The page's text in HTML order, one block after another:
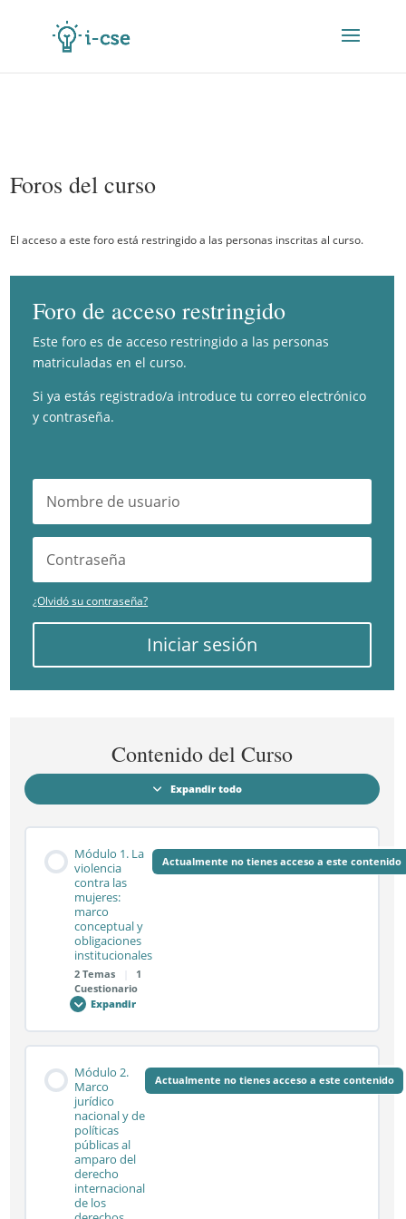
Foros del curso
El acceso a este foro está restringido a las personas inscritas al curso.
Foro de acceso restringido
Este foro es de acceso restringido a las personas
matriculadas en el curso.
Si ya estás registrado/a introduce tu correo electrónico
y contraseña.
¿Olvidó su contraseña?
Iniciar sesión
Contenido del Curso
Expandir todo
Módulos
Módulo 1. La
violencia
contra las
mujeres:
marco
conceptual y
obligaciones
institucionales
2 Temas
1
Cuestionario
Actualmente no tienes acceso a este contenido
Expandir
Módulo
La
violencia
las
mujeres:
marco
conceptual
y
obligaciones
institucionales
0% COMPLETADO 0/2 pasos
Sesión síncrona 1.1
Sesión síncrona 1.2
Módulo 2.
Marco
jurídico
nacional y de
políticas
públicas al
amparo del
derecho
internacional
de los
Actualmente no tienes acceso a este contenido